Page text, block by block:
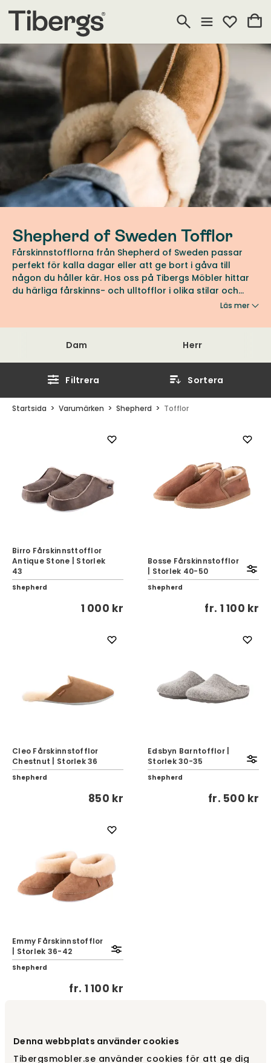
Denna webbplats använder cookies
Tibergsmobler.se använder cookies för att ge dig
Shepherd of Sweden Tofflor
Fårskinnstofflorna från Shepherd of Sweden passar
perfekt för kalla dagar eller att ge bort i gåva till
någon du håller kär. Hos oss på Tibergs Möbler hittar
du härliga fårskinns- och ulltofflor i olika stilar och
Läs mer
Dam Herr
Filtrera Sortera
Startsida Varumärken Shepherd Tofflor
Birro Fårskinnsttofflor
Antique Stone | Storlek
43
Shepherd
1 000 kr
Bosse Fårskinnstofflor
| Storlek 40-50
Shepherd
fr. 1 100 kr
Cleo Fårskinnstofflor
Chestnut | Storlek 36
Shepherd
850 kr
Edsbyn Barntofflor |
Storlek 30-35
Shepherd
fr. 500 kr
Emmy Fårskinnstofflor
| Storlek 36-42
Shepherd
fr. 1 100 kr